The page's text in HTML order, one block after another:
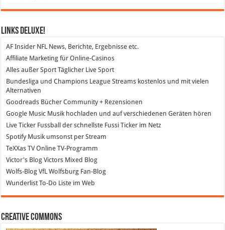
Links DeLuXe!
AF Insider NFL News, Berichte, Ergebnisse etc.
Affiliate Marketing für Online-Casinos
Alles außer Sport Täglicher Live Sport
Bundesliga und Champions League Streams kostenlos und mit vielen
Alternativen
Goodreads Bücher Community + Rezensionen
Google Music Musik hochladen und auf verschiedenen Geräten hören
Live Ticker Fussball der schnellste Fussi Ticker im Netz
SpotifyMusik umsonst per Stream
TeXXas TVOnline TV-Programm
Victor's Blog Victors Mixed Blog
Wolfs-Blog VfL Wolfsburg Fan-Blog
Wunderlist To-Do Liste im Web
Creative Commons